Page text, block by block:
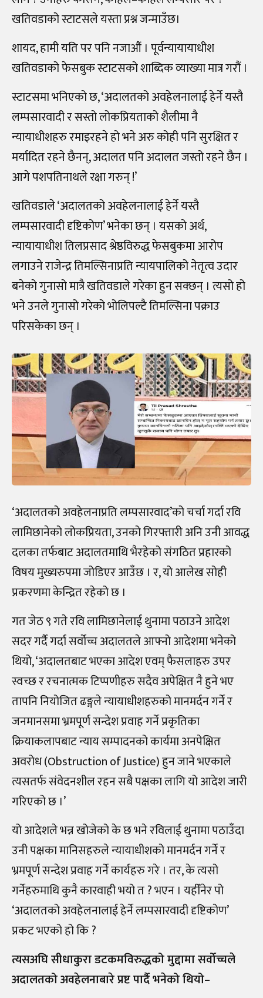
खतिवडाको स्टाटसले यस्ता प्रश्न जन्माउँछ।
शायद, हामी यति पर पनि नजाऔं । पूर्वन्यायायाधीश
खतिवडाको फेसबुक स्टाटसको शाब्दिक व्याख्या मात्र गरौं ।
स्टाटसमा भनिएको छ, ‘अदालतको अवहेलनालाई हेर्ने यस्तै
लम्पसारवादी र सस्तो लोकप्रियताको शैलीमा नै
न्यायाधीशहरु रमाइरहने हो भने अरु कोही पनि सुरक्षित र
मर्यादित रहने छैनन्, अदालत पनि अदालत जस्तो रहने छैन ।
आगे पशपतिनाथले रक्षा गरुन् !’
खतिवडाले ‘अदालतको अवहेलनालाई हेर्ने यस्तै
लम्पसारवादी दृष्टिकोण’ भनेका छन् । यसको अर्थ,
न्यायायाधीश तिलप्रसाद श्रेष्ठविरुद्ध फेसबुकमा आरोप
लगाउने राजेन्द्र तिमल्सिनाप्रति न्यायपालिको नेतृत्व उदार
बनेको गुनासो मात्रै खतिवडाले गरेका हुन सक्छन् । त्यसो हो
भने उनले गुनासो गरेको भोलिपल्टै तिमल्सिना पक्राउ
परिसकेका छन् ।
‘अदालतको अवहेलनाप्रति लम्पसारवाद’को चर्चा गर्दा रवि
लामिछानेको लोकप्रियता, उनको गिरफ्तारी अनि उनी आवद्ध
दलका तर्फबाट अदालतमाथि भैरहेको संगठित प्रहारको
विषय मुख्यरुपमा जोडिएर आउँछ । र, यो आलेख सोही
प्रकरणमा केन्द्रित रहेको छ ।
गत जेठ ९ गते रवि लामिछानेलाई थुनामा पठाउने आदेश
सदर गर्दै गर्दा सर्वोच्च अदालतले आफ्नो आदेशमा भनेको
थियो, ‘अदालतबाट भएका आदेश एवम् फैसलाहरु उपर
स्वच्छ र रचनात्मक टिप्पणीहरु सदैव अपेक्षित नै हुने भए
तापनि नियोजित ढङ्गले न्यायाधीशहरुको मानमर्दन गर्ने र
जनमानसमा भ्रमपूर्ण सन्देश प्रवाह गर्ने प्रकृतिका
क्रियाकलापबाट न्याय सम्पादनको कार्यमा अनपेक्षित
अवरोध (Obstruction of Justice) हुन जाने भएकाले
त्यसतर्फ संवेदनशील रहन सबै पक्षका लागि यो आदेश जारी
गरिएको छ ।’
यो आदेशले भन्न खोजेको के छ भने रविलाई थुनामा पठाउँदा
उनी पक्षका मानिसहरुले न्यायाधीशको मानमर्दन गर्ने र
भ्रमपूर्ण सन्देश प्रवाह गर्ने कार्यहरु गरे । तर, के त्यसो
गर्नेहरुमाथि कुनै कारवाही भयो त ? भएन । यहीँनेर पो
‘अदालतको अवहेलनालाई हेर्ने लम्पसारवादी दृष्टिकोण’
प्रकट भएको हो कि ?
त्यसअघि सीधाकुरा डटकमविरुद्धको मुद्दामा सर्वोच्चले
अदालतको अवहेलनाबारे प्रष्ट पार्दै भनेको थियो–